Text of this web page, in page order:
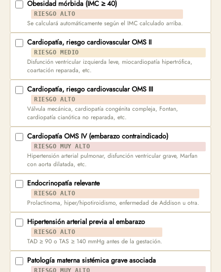
Obesidad mórbida (IMC ≥ 40)
RIESGO ALTO
Se calculará automáticamente según el IMC calculado arriba.
Cardiopatía, riesgo cardiovascular OMS II
RIESGO MEDIO
Disfunción ventricular izquierda leve, miocardiopatía hipertrófica,
coartación reparada, etc.
Cardiopatía, riesgo cardiovascular OMS III
RIESGO ALTO
Válvula mecánica, cardiopatía congénita compleja, Fontan,
cardiopatía cianótica no reparada, etc.
Cardiopatía OMS IV (embarazo contraindicado)
RIESGO MUY ALTO
Hipertensión arterial pulmonar, disfunción ventricular grave, Marfan
con aorta dilatada, etc.
Endocrinopatía relevante
RIESGO ALTO
Prolactinoma, hiper/hipotiroidismo, enfermedad de Addison u otra.
Hipertensión arterial previa al embarazo
RIESGO ALTO
TAD ≥ 90 o TAS ≥ 140 mmHg antes de la gestación.
Patología materna sistémica grave asociada
RIESGO MUY ALTO